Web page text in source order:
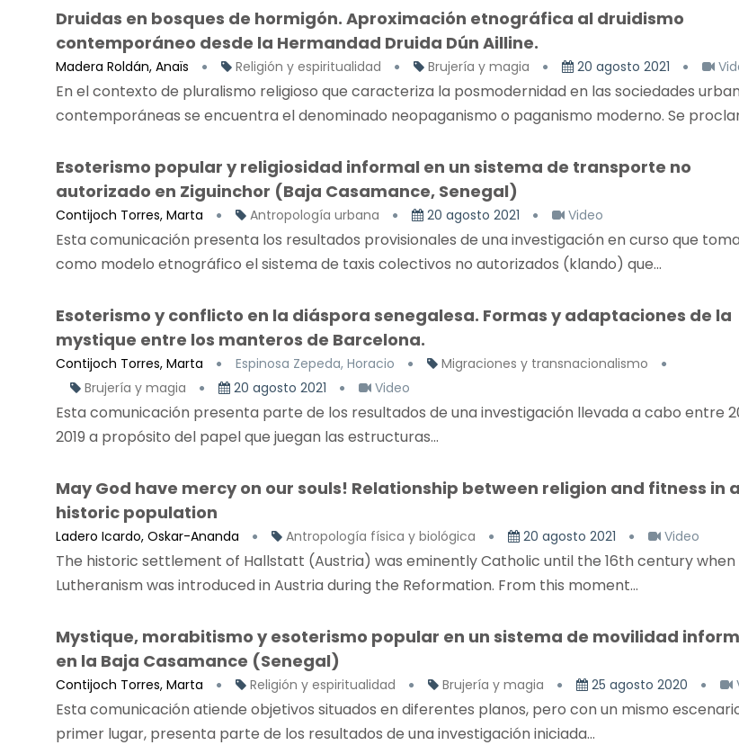
Druidas en bosques de hormigón. Aproximación etnográfica al druidismo
contemporáneo desde la Hermandad Druida Dún Ailline.
Madera Roldán, Anaïs Religión y espiritualidad Brujería y magia 20 agosto 2021
En el contexto de pluralismo religioso que caracteriza la posmodernidad en las sociedades
contemporáneas se encuentra el denominado neopaganismo o paganismo moderno. Se
Esoterismo popular y religiosidad informal en un sistema de transporte no
autorizado en Ziguinchor (Baja Casamance, Senegal)
Contijoch Torres, Marta Antropología urbana 20 agosto 2021 Video
Esta comunicación presenta los resultados provisionales de una investigación en curso que toma
como modelo etnográfico el sistema de taxis colectivos no autorizados (klando) que...
Esoterismo y conflicto en la diáspora senegalesa. Formas y adaptaciones de la
mystique entre los manteros de Barcelona.
Contijoch Torres, Marta Espinosa Zepeda, Horacio
Migraciones y transnacionalismo
Brujería y magia
20 agosto 2021 Video
Esta comunicación presenta parte de los resultados de una investigación llevada a cabo entre
2019 a propósito del papel que juegan las estructuras...
May God have mercy on our souls! Relationship between religion and fitness in a
historic population
Ladero Icardo, Oskar-Ananda Antropología física y biológica 20 agosto 2021 Video
The historic settlement of Hallstatt (Austria) was eminently Catholic until the 16th century when
Lutheranism was introduced in Austria during the Reformation. From this moment...
Mystique, morabitismo y esoterismo popular en un sistema de movilidad
en la Baja Casamance (Senegal)
Contijoch Torres, Marta Religión y espiritualidad Brujería y magia 25 agosto 2020
Esta comunicación atiende objetivos situados en diferentes planos, pero con un mismo
primer lugar, presenta parte de los resultados de una investigación iniciada...